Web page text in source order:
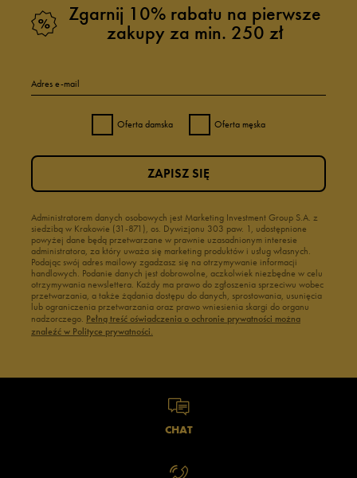
Zgarnij 10% rabatu na pierwsze
zakupy za min. 250 zł
Adres e-mail
Oferta damska Oferta męska
Administratorem danych osobowych jest Marketing Investment Group S.A. z
siedzibą w Krakowie (31-871), os. Dywizjonu 303 paw. 1, udostępnione
powyżej dane będą przetwarzane w prawnie uzasadnionym interesie
administratora, za który uważa się marketing produktów i usług własnych.
Podając swój adres mailowy zgadzasz się na otrzymywanie informacji
handlowych. Podanie danych jest dobrowolne, aczkolwiek niezbędne w celu
otrzymywania newslettera. Każdy ma prawo do zgłoszenia sprzeciwu wobec
przetwarzania, a także żądania dostępu do danych, sprostowania, usunięcia
lub ograniczenia przetwarzania oraz prawo wniesienia skargi do organu
nadzorczego. Pełną treść oświadczenia o ochronie prywatności można
znaleźć w Polityce prywatności.
ZAPISZ SIĘ
CHAT